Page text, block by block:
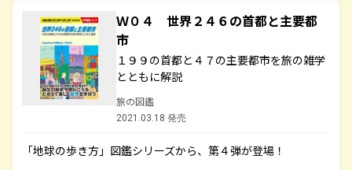
Ｗ０４ 世界２４６の首都と主要都
市
１９９の首都と４７の主要都市を旅の雑学
とともに解説
旅の図鑑
2021.03.18 発売
「地球の歩き方」図鑑シリーズから、第４弾が登場！